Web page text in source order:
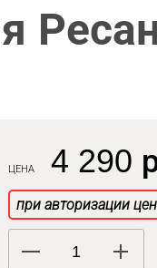
ЦЕНА 4 290
при авторизации